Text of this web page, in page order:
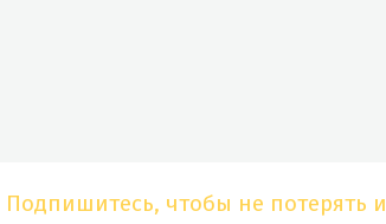
Подпишитесь, чтобы не потерять и